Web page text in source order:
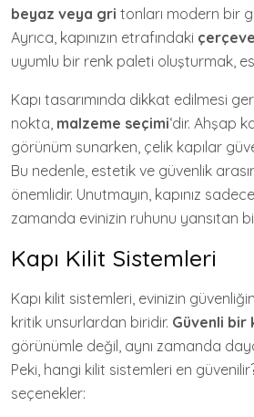
beyaz veya gri tonları modern bir
Ayrıca, kapınızın etrafındaki çerçeve
uyumlu bir renk paleti oluşturmak,
Kapı tasarımında dikkat edilmesi
nokta, malzeme seçimi‘dir. Ahşap
görünüm sunarken, çelik kapılar
Bu nedenle, estetik ve güvenlik
önemlidir. Unutmayın, kapınız
zamanda evinizin ruhunu yansıtan
Kapı Kilit Sistemleri
Kapı kilit sistemleri, evinizin
kritik unsurlardan biridir. Güvenli bir
görünümle değil, aynı zamanda
Peki, hangi kilit sistemleri en
seçenekler: